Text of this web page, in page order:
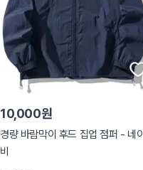
10,000원
경량 바람막이 후드 집업 점퍼 - 네이
비